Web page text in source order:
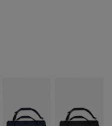
marine schwarz